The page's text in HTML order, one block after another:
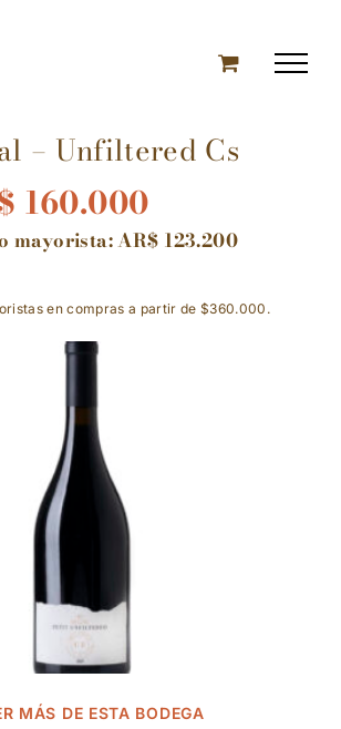
– Unfiltered Cs
160.000
mayorista:AR$ 123.200
en compras a partir de $360.000.
MÁS DE ESTA BODEGA